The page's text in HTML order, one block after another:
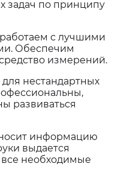
задач по принципу
с лучшими
Обеспечим
измерений.
нестандартных
развиваться
информацию
выдается
все необходимые